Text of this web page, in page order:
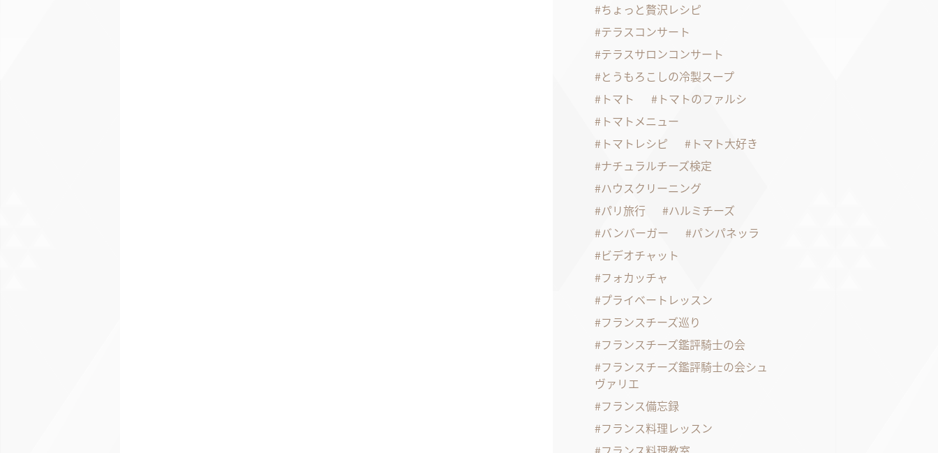
ちょっと贅沢レシピ
テラスコンサート
テラスサロンコンサート
とうもろこしの冷製スープ
トマト
トマトのファルシ
トマトメニュー
トマトレシピ
トマト大好き
ナチュラルチーズ検定
ハウスクリーニング
パリ旅行
ハルミチーズ
バンバーガー
パンパネッラ
ビデオチャット
フォカッチャ
プライベートレッスン
フランスチーズ巡り
フランスチーズ鑑評騎士の会
フランスチーズ鑑評騎士の会シュ
ヴァリエ
フランス備忘録
フランス料理レッスン